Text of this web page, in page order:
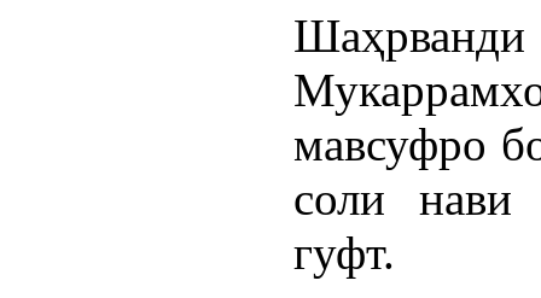
мавсуфро
соли нави
гуфт.